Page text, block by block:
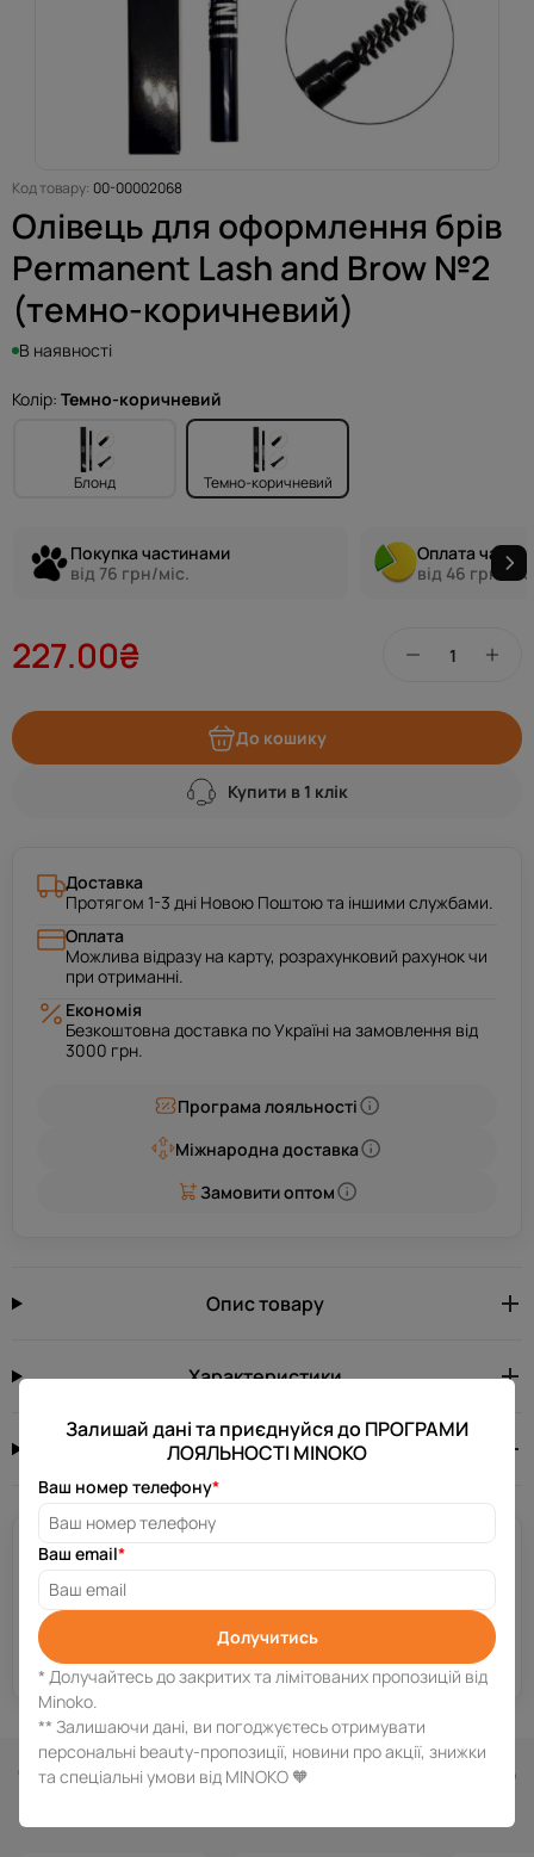
Код товару: 00-00002068
Олівець для оформлення брів
Permanent Lash and Brow №2
(темно-коричневий)
В наявності
Колір: Темно-коричневий
Блонд Темно-коричневий
Покупка частинами
від 76 грн/міс.
Оплата
від 46 грн/
227.00₴
До кошику
Купити в 1 клік
Доставка
Протягом 1-3 дні Новою Поштою та іншими службами.
Оплата
Можлива відразу на карту, розрахунковий рахунок чи
при отриманні.
Економія
Безкоштовна доставка по Україні на замовлення від
3000 грн.
Програма лояльності
Міжнародна доставка
Замовити оптом
Опис товару
Характеристики
0.0
Потрібна допомога?
Залиш свій номер телефону, і ми зв’яжемося з тобою за
декілька хвилин.
Отримати консультацію
Схожі товари
Залишай дані та приєднуйся до ПРОГРАМИ
ЛОЯЛЬНОСТІ MINOKO
Ваш номер телефону*
Ваш email*
Долучитись
* Долучайтесь до закритих та лімітованих пропозицій від
Minoko.
** Залишаючи дані, ви погоджуєтесь отримувати
персональні beauty-пропозиції, новини про акції, знижки
та спеціальні умови від MINOKO 🧡